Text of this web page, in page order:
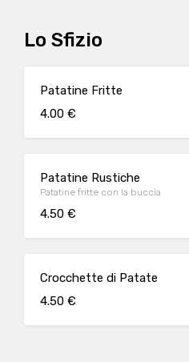
Lo Sfizio
Patatine Fritte
4.00 €
Patatine Rustiche
Patatine fritte con la buccia
4.50 €
Crocchette di Patate
4.50 €